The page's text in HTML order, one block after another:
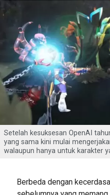
Setelah kesuksesan OpenAI
yang sama kini mulai
walaupun hanya untuk karakter
Berbeda dengan